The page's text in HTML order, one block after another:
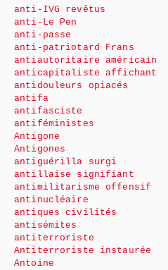
anti-IVG revêtus
anti-Le Pen
anti-passe
anti-patriotard Frans
antiautoritaire américain
anticapitaliste affichant
antidouleurs opiacés
antifa
antifasciste
antiféministes
Antigone
Antigones
antiguérilla surgi
antillaise signifiant
antimilitarisme offensif
antinucléaire
antiques civilités
antisémites
antiterroriste
Antiterroriste instaurée
Antoine